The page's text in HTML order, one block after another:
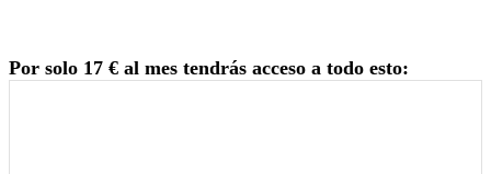
Por solo 17 € al mes tendrás acceso a todo esto: